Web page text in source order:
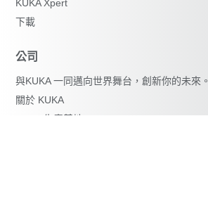
KUKA Xpert
下載
公司
與KUKA 一同邁向世界舞台，創新你的未來。
關於 KUKA
KUKA 生產基地